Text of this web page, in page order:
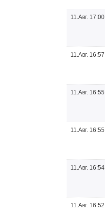
11.Авг. 17:00
11.Авг. 16:57
11.Авг. 16:55
11.Авг. 16:55
11.Авг. 16:54
11.Авг. 16:52